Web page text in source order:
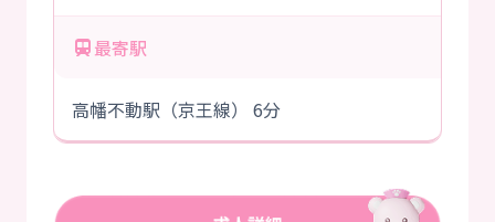
最寄駅
高幡不動駅（京王線） 6分